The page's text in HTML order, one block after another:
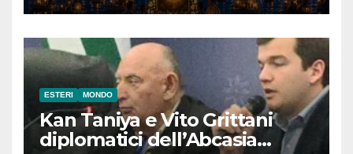
ESTERI MONDO
Kan Taniya e Vito Grittani
diplomatici dell’Abcasia